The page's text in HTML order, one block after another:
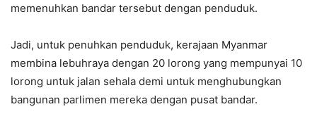
memenuhkan bandar tersebut dengan penduduk.
Jadi, untuk penuhkan penduduk, kerajaan Myanmar
membina lebuhraya dengan 20 lorong yang mempunyai 10
lorong untuk jalan sehala demi untuk menghubungkan
bangunan parlimen mereka dengan pusat bandar.